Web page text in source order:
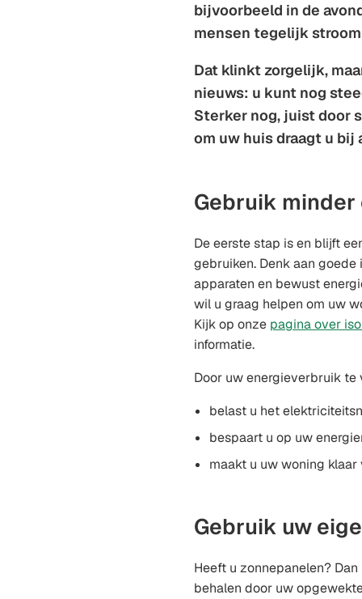
bijvoorbeeld in de
mensen tegelijk
Dat klinkt zorgelijk,
nieuws: u kunt nog
Sterker nog, juist door
om uw huis draagt u bij
Gebruik minder
De eerste stap is en blijft
gebruiken. Denk aan
apparaten en bewust
wil u graag helpen om uw
Kijk op onze pagina over
informatie.
Door uw energieverbruik te
belast u het
bespaart u op uw
maakt u uw woning
Gebruik uw
Heeft u zonnepanelen?
behalen door uw